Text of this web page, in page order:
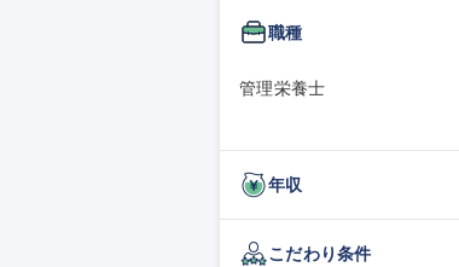
職種
管理栄養士
年収
こだわり条件